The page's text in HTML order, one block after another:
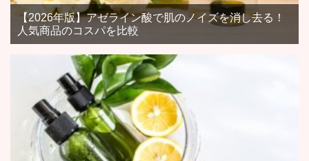
【2026年版】アゼライン酸で肌のノイズを消し去る！
人気商品のコスパを比較